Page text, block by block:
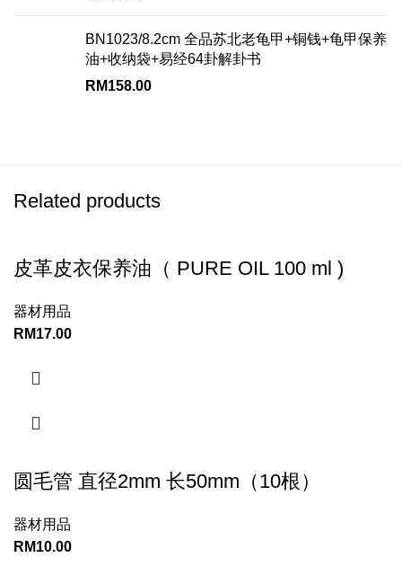
BN1023/8.2cm 全品苏北老龟甲+铜钱+龟甲保养
油+收纳袋+易经64卦解卦书
RM158.00
Related products
皮革皮衣保养油（ PURE OIL 100 ml )
器材用品
RM17.00
圆毛管 直径2mm 长50mm（10根）
器材用品
RM10.00